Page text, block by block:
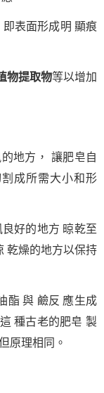
表面形成明 顯痕
物提取物等以增加
地方， 讓肥皂自
成所需大小和形
好的地方 晾乾至
乾燥的地方以保持
酯 與 鹼反 應生成
種古老的肥皂 製
原理相同。